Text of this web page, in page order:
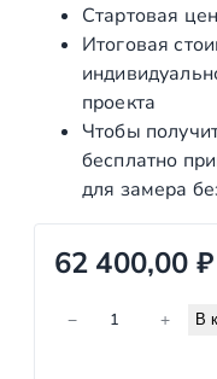
Стартовая
Итоговая
проекта
Чтобы
бесплатно
для замера
62 400,00 ₽
− + В